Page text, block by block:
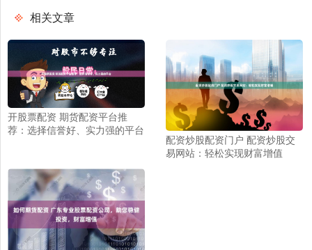
相关文章
开股票配资 期货配资平台推
荐：选择信誉好、实力强的平台
配资炒股配资门户 配资炒股交
易网站：轻松实现财富增值